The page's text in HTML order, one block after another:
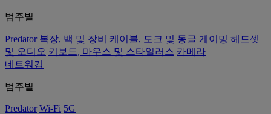
범주별
Predator 복장, 백 및 장비 케이블, 도크 및 동글 게이밍 헤드셋
및 오디오 키보드, 마우스 및 스타일러스 카메라
네트워킹
범주별
Predator Wi-Fi 5G